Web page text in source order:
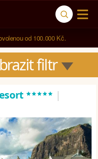
od 100.000 Kč.
filtr
***** |